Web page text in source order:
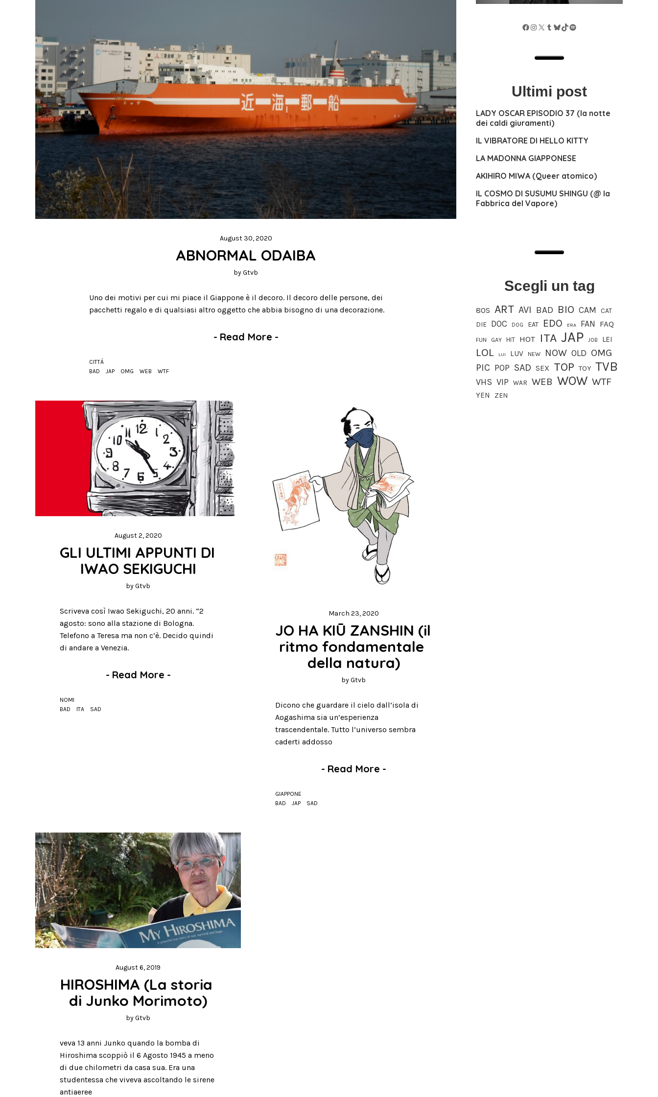
August 30, 2020
ABNORMAL ODAIBA
byGtvb
Uno dei motivi per cui mi piace il Giappone è il decoro. Il decoro delle persone, dei
pacchetti regalo e di qualsiasi altro oggetto che abbia bisogno di una decorazione.
- Read More -
CITTÁ
BAD
JAP OMG WEB WTF
August 2, 2020
GLI ULTIMI APPUNTI DI
IWAO SEKIGUCHI
byGtvb
Scriveva così Iwao Sekiguchi, 20 anni. “2
agosto: sono alla stazione di Bologna.
Telefono a Teresa ma non c’è. Decido quindi
di andare a Venezia.
- Read More -
NOMI
BAD
ITA SAD
March 23, 2020
JO HA KIŪ ZANSHIN (il
ritmo fondamentale
della natura)
byGtvb
Dicono che guardare il cielo dall’isola di
Aogashima sia un’esperienza
trascendentale. Tutto l’universo sembra
caderti addosso
- Read More -
GIAPPONE
BAD
JAP SAD
August 6, 2019
HIROSHIMA (La storia
di Junko Morimoto)
byGtvb
veva 13 anni Junko quando la bomba di
Hiroshima scoppiò il 6 Agosto 1945 a meno
di due chilometri da casa sua. Era una
studentessa che viveva ascoltando le sirene
antiaeree
Facebook
Instagram
X Tumblr
Bluesky
TikTokSpotify
Ultimi post
LADY OSCAR EPISODIO 37 (la notte
dei caldi giuramenti)
IL VIBRATORE DI HELLO KITTY
LA MADONNA GIAPPONESE
AKIHIRO MIWA (Queer atomico)
IL COSMO DI SUSUMU SHINGU (@ la
Fabbrica del Vapore)
Scegli un tag
80S ART AVI BAD BIO CAM
CAT
DIE
DOC DOG EAT EDO ERA FAN FAQ
FUN GAY HIT HOT ITA JAP JOB LEI
LOL LUI LUV NEW NOW OLD OMG
PIC POP SAD SEX TOP TOY TVB
VHS VIP WAR WEB WOW WTF
YEN ZEN